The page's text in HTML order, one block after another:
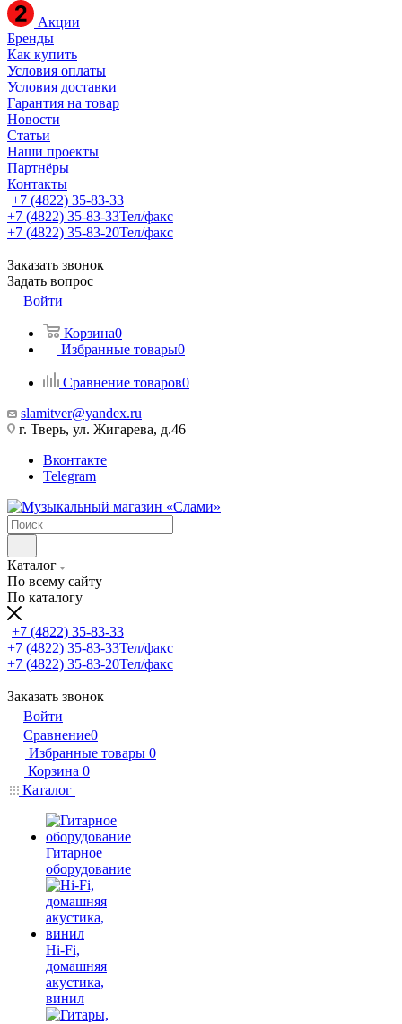
Акции
Бренды
Как купить
Условия оплаты
Условия доставки
Гарантия на товар
Новости
Статьи
Наши проекты
Партнёры
Контакты
+7 (4822) 35-83-33
+7 (4822) 35-83-33Тел/факс
+7 (4822) 35-83-20Тел/факс
Заказать звонок
Задать вопрос
Войти
Корзина0
Избранные товары0
Сравнение товаров0
slamitver@yandex.ru
г. Тверь, ул. Жигарева, д.46
Вконтакте
Telegram
Каталог
По всему сайту
По каталогу
+7 (4822) 35-83-33
+7 (4822) 35-83-33Тел/факс
+7 (4822) 35-83-20Тел/факс
Заказать звонок
Войти
Сравнение0
Избранные товары 0
Корзина 0
Каталог
Гитарное
оборудование
Hi-Fi,
домашняя
акустика,
винил